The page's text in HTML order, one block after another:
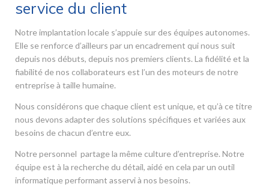
service du client
Notre implantation locale s’appuie sur des équipes autonomes.
Elle se renforce d’ailleurs par un encadrement qui nous suit
depuis nos débuts, depuis nos premiers clients. La fidélité et la
fiabilité de nos collaborateurs est l’un des moteurs de notre
entreprise à taille humaine.
Nous considérons que chaque client est unique, et qu’à ce titre
nous devons adapter des solutions spécifiques et variées aux
besoins de chacun d’entre eux.
Notre personnel partage la même culture d’entreprise. Notre
équipe est à la recherche du détail, aidé en cela par un outil
informatique performant asservi à nos besoins.